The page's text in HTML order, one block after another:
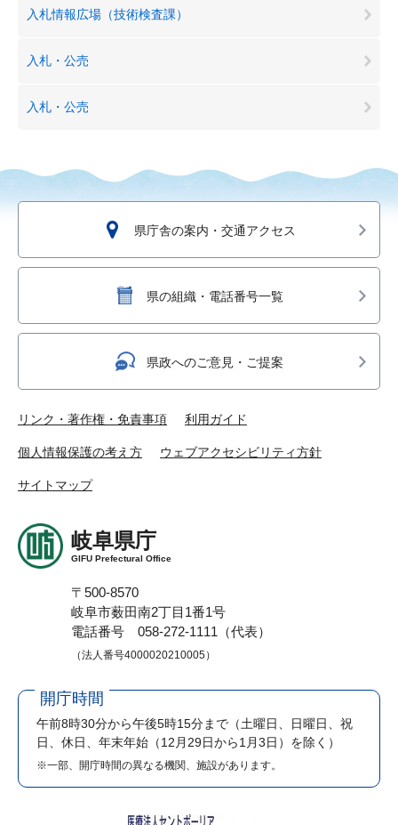
入札情報広場（技術検査課）
入札・公売
入札・公売
県庁舎の案内・交通アクセス
県の組織・電話番号一覧
県政へのご意見・ご提案
リンク・著作権・免責事項 利用ガイド
個人情報保護の考え方 ウェブアクセシビリティ方針
サイトマップ
岐阜県庁
GIFU Prefectural Office
〒500-8570
岐阜市薮田南2丁目1番1号
電話番号 058-272-1111（代表）
（法人番号4000020210005）
開庁時間
午前8時30分から午後5時15分まで （土曜日、日曜日、祝
日、休日、年末年始（12月29日から1月3日）を除く）
※一部、開庁時間の異なる機関、施設があります。